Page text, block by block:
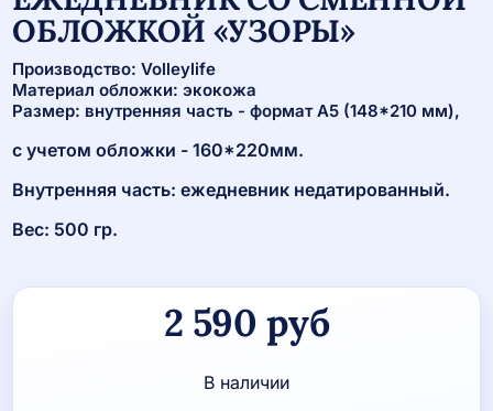
ОБЛОЖКОЙ «УЗОРЫ»
Производство: Volleylife
Материал обложки: экокожа
Размер: внутренняя часть - формат А5 (148*210 мм),
с учетом обложки - 160*220мм.
Внутренняя часть: ежедневник недатированный.
Вес: 500 гр.
2 590руб
В наличии